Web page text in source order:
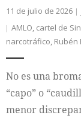
11 de julio de 2026
AMLO, cartel de
narcotráfico, Rubén
No es una
“capo” o
menor